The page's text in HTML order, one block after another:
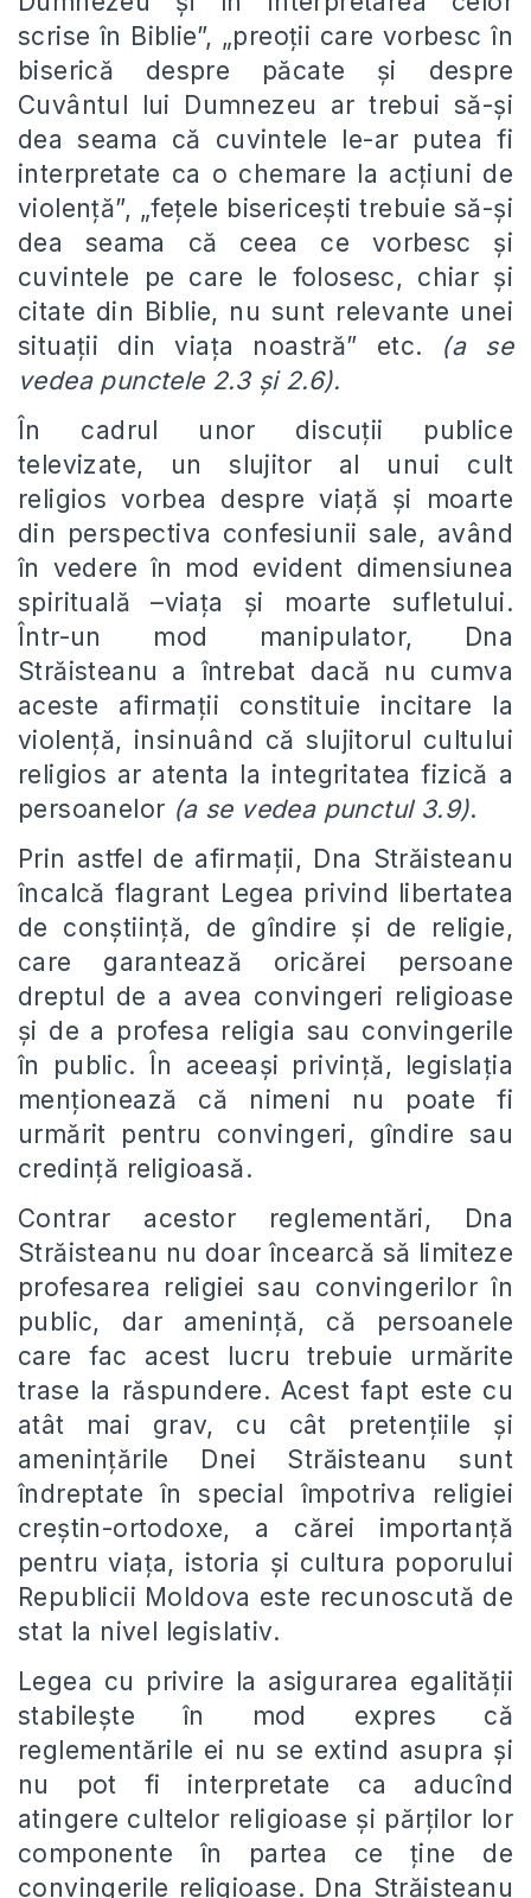
scrise în Biblie”, „preoții care vorbesc în
biserică despre păcate și despre
Cuvântul lui Dumnezeu ar trebui să-și
dea seama că cuvintele le-ar putea fi
interpretate ca o chemare la acțiuni de
violență”, „fețele bisericești trebuie să-și
dea seama că ceea ce vorbesc și
cuvintele pe care le folosesc, chiar și
citate din Biblie, nu sunt relevante unei
situații din viața noastră” etc. (a se
vedea punctele 2.3 și 2.6).
În cadrul unor discuții publice
televizate, un slujitor al unui cult
religios vorbea despre viață și moarte
din perspectiva confesiunii sale, având
în vedere în mod evident dimensiunea
spirituală –viața și moarte sufletului.
Într-un mod manipulator, Dna
Străisteanu a întrebat dacă nu cumva
aceste afirmații constituie incitare la
violență, insinuând că slujitorul cultului
religios ar atenta la integritatea fizică a
persoanelor (a se vedea punctul 3.9).
Prin astfel de afirmații, Dna Străisteanu
încalcă flagrant Legea privind libertatea
de conştiinţă, de gîndire şi de religie,
care garantează oricărei persoane
dreptul de a avea convingeri religioase
și de a profesa religia sau convingerile
în public. În aceeași privință, legislația
menționează că nimeni nu poate fi
urmărit pentru convingeri, gîndire sau
credinţă religioasă.
Contrar acestor reglementări, Dna
Străisteanu nu doar încearcă să limiteze
profesarea religiei sau convingerilor în
public, dar amenință, că persoanele
care fac acest lucru trebuie urmărite
trase la răspundere. Acest fapt este cu
atât mai grav, cu cât pretențiile și
amenințările Dnei Străisteanu sunt
îndreptate în special împotriva religiei
creştin-ortodoxe, a cărei importanță
pentru viaţa, istoria şi cultura poporului
Republicii Moldova este recunoscută de
stat la nivel legislativ.
Legea cu privire la asigurarea egalității
stabilește în mod expres că
reglementările ei nu se extind asupra şi
nu pot fi interpretate ca aducînd
atingere cultelor religioase şi părţilor lor
componente în partea ce ţine de
convingerile religioase. Dna Străisteanu